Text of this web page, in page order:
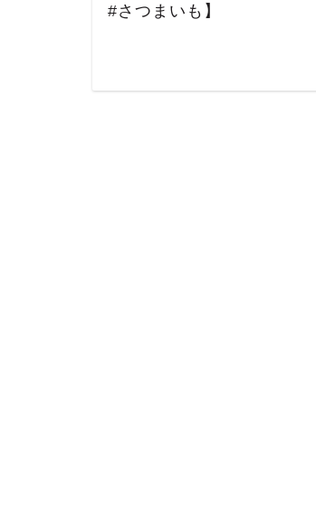
#さつまいも】